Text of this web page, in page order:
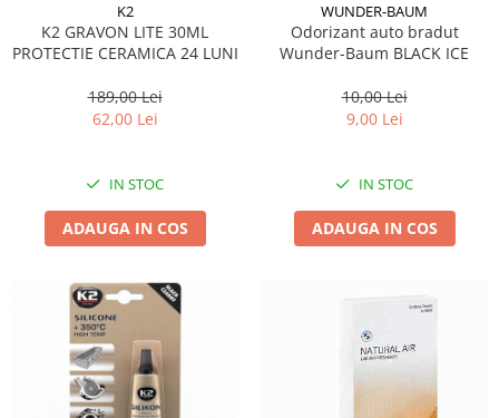
K2
K2 GRAVON LITE 30ML
PROTECTIE CERAMICA 24 LUNI
189,00 Lei
62,00 Lei
IN STOC
ADAUGA IN COS
WUNDER-BAUM
Odorizant auto bradut
Wunder-Baum BLACK ICE
10,00 Lei
9,00 Lei
IN STOC
ADAUGA IN COS